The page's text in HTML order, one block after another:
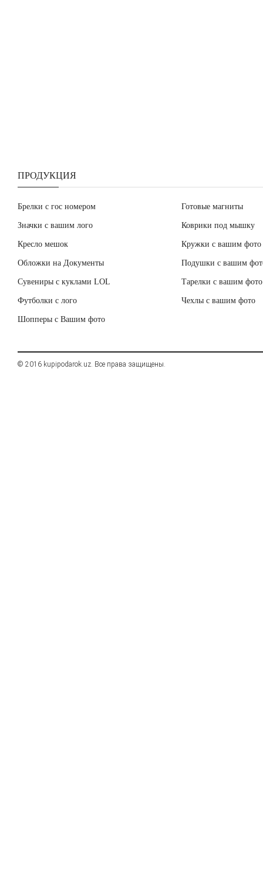
ПРОДУКЦИЯ
Брелки с гос номером Готовые магниты
Значки с вашим лого Коврики под мышку
Кресло мешок Кружки с вашим фото
Обложки на Документы Подушки с вашим
Сувениры с куклами LOL Тарелки с вашим фото
Футболки с лого Чехлы с вашим фото
Шопперы с Вашим фото
© 2016 kupipodarok.uz. Все права защищены.